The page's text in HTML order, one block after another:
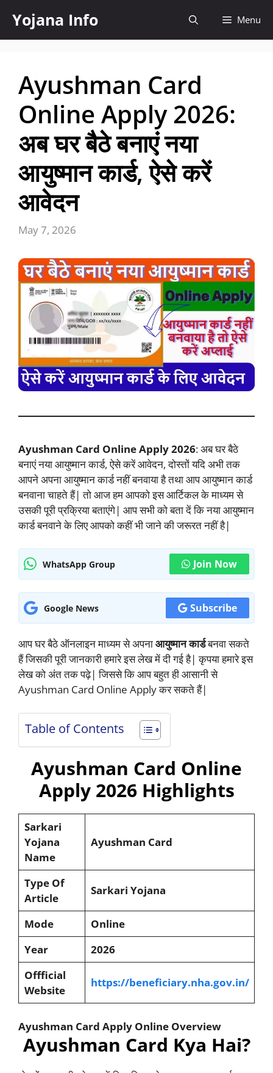
content
Yojana Info Menu
Ayushman Card
Online Apply 2026:
अब घर बैठे बनाएं नया
आयुष्मान कार्ड, ऐसे करें
आवेदन
May 7, 2026
Ayushman Card Online Apply 2026: अब घर बैठे
बनाएं नया आयुष्मान कार्ड, ऐसे करें आवेदन, दोस्तों यदि अभी तक
आपने अपना आयुष्मान कार्ड नहीं बनवाया है तथा आप आयुष्मान कार्ड
बनवाना चाहते हैं| तो आज हम आपको इस आर्टिकल के माध्यम से
उसकी पूरी प्रक्रिया बताएंगे| आप सभी को बता दें कि नया आयुष्मान
कार्ड बनवाने के लिए आपको कहीं भी जाने की जरूरत नहीं है|
WhatsApp Group Join Now
Google News Subscribe
आप घर बैठे ऑनलाइन माध्यम से अपनाआयुष्मान कार्डबनवा सकते
हैं जिसकी पूरी जानकारी हमारे इस लेख में दी गई है| कृपया हमारे इस
लेख को अंत तक पढ़े| जिससे कि आप बहुत ही आसानी से
Ayushman Card Online Apply कर सकते हैं|
Table of Contents
Ayushman Card Online
Apply 2026 Highlights
Sarkari
Yojana
Name
Ayushman Card
Type Of
Article
Sarkari Yojana
Mode
Online
Year
2026
Offficial
Website
https://beneficiary.nha.gov.in/
Ayushman Card Apply Online Overview
Ayushman Card Kya Hai?